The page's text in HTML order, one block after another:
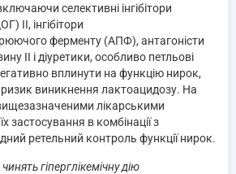
селективні інгібітори
II, інгібітори
ферменту (АПФ), антагоністи
II і діуретики, особливо петльові
вплинути на функцію нирок,
виникнення лактоацидозу. На
лікарськими
застосування в комбінації з
ретельний контроль функції нирок.
гіперглікемічну дію